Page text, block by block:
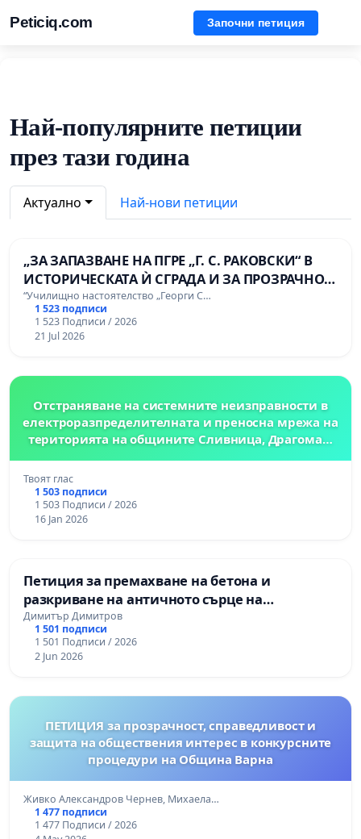
Peticiq.com Започни петиция
Най-популярните петиции
през тази година
Актуално Най-нови петиции
„ЗА ЗАПАЗВАНЕ НА ПГРЕ „Г. С. РАКОВСКИ“ В
ИСТОРИЧЕСКАТА Ѝ СГРАДА И ЗА ПРОЗРАЧНО
УПРАВЛЕНИЕ НА ОБЩИНСКАТА
“Училищно настоятелство „Георги С…
1 523 подписи
1 523 Подписи / 2026
21 Jul 2026
Отстраняване на системните неизправности в
електроразпределителната и преносна мрежа на
територията на общините Сливница, Драгоман,
Твоят глас
1 503 подписи
1 503 Подписи / 2026
16 Jan 2026
Петиция за премахване на бетона и
разкриване на античното сърце на
Могиланската могила във Враца
Димитър Димитров
1 501 подписи
1 501 Подписи / 2026
2 Jun 2026
ПЕТИЦИЯ за прозрачност, справедливост и
защита на обществения интерес в конкурсните
процедури на Община Варна
Живко Александров Чернев, Михаела…
1 477 подписи
1 477 Подписи / 2026